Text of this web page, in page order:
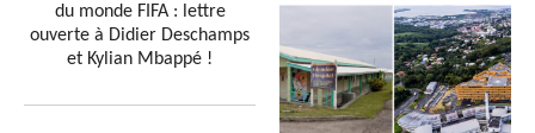
du monde FIFA : lettre
ouverte à Didier Deschamps
et Kylian Mbappé !